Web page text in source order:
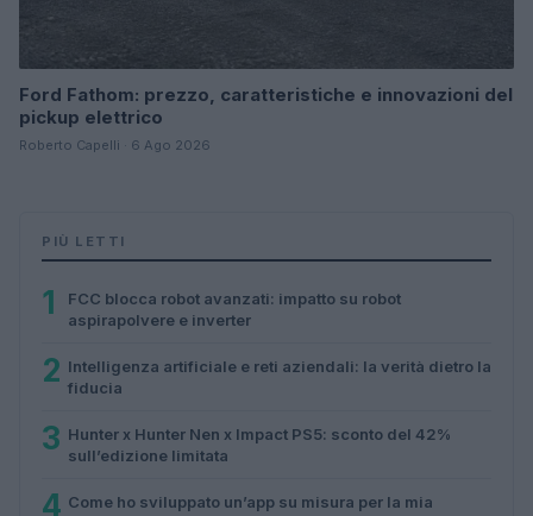
Ford Fathom: prezzo, caratteristiche e innovazioni del
pickup elettrico
Roberto Capelli · 6 Ago 2026
PIÙ LETTI
1
FCC blocca robot avanzati: impatto su robot
aspirapolvere e inverter
2 Intelligenza artificiale e reti aziendali: la verità dietro la
fiducia
3 Hunter x Hunter Nen x Impact PS5: sconto del 42%
sull’edizione limitata
4 Come ho sviluppato un’app su misura per la mia